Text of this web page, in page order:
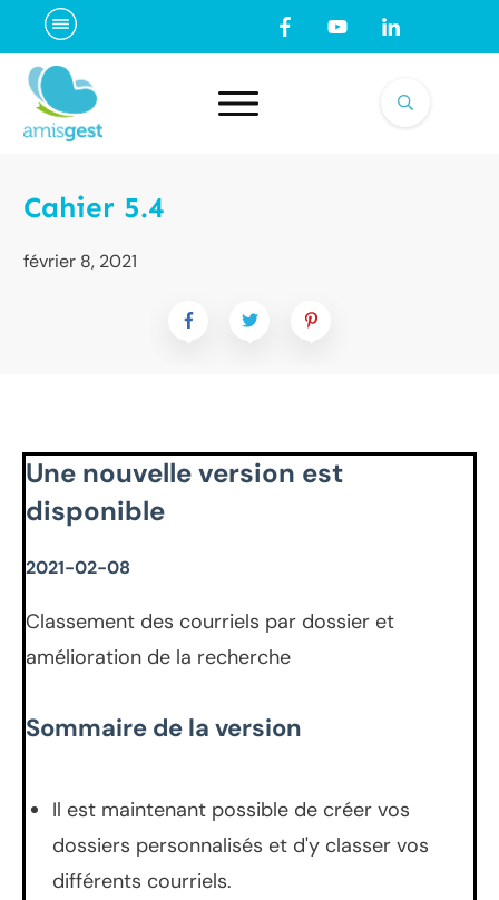
Cahier 5.4
février 8, 2021
Une nouvelle version est
disponible
2021-02-08
Classement des courriels par dossier et
amélioration de la recherche
Sommaire de la version
Il est maintenant possible de créer vos
dossiers personnalisés et d'y classer vos
différents courriels.